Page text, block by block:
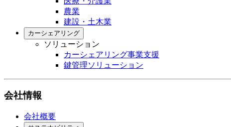
農業
建設・土木業
カーシェアリング
ソリューション
カーシェアリング事業支援
鍵管理ソリューション
会社情報
会社概要